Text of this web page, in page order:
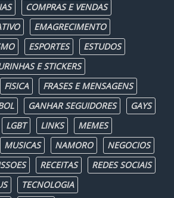
COMPRAS E VENDAS
EMAGRECIMENTO
ESPORTES
ESTUDOS
E STICKERS
FISICA
FRASES E MENSAGENS
GANHAR SEGUIDORES
GAYS
LGBT LINKS
MEMES
MUSICAS NAMORO
NEGOCIOS
RECEITAS
REDES SOCIAIS
TECNOLOGIA